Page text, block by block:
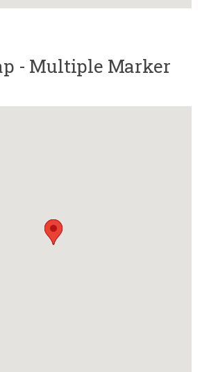
- Multiple Marker